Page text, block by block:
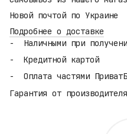
Новой почтой по
Подробнее о доставке
Наличными при
Кредитной картой
Оплата частями
Гарантия от